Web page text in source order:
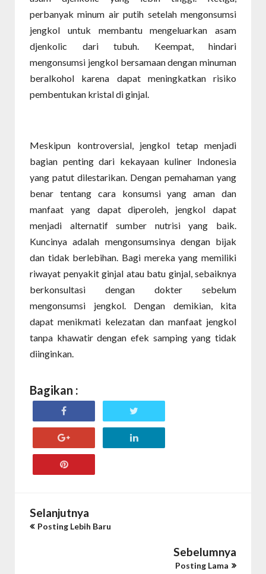
perbanyak minum air putih setelah mengonsumsi
jengkol untuk membantu mengeluarkan asam
djenkolic dari tubuh. Keempat, hindari
mengonsumsi jengkol bersamaan dengan minuman
beralkohol karena dapat meningkatkan risiko
pembentukan kristal di ginjal.
Meskipun kontroversial, jengkol tetap menjadi
bagian penting dari kekayaan kuliner Indonesia
yang patut dilestarikan. Dengan pemahaman yang
benar tentang cara konsumsi yang aman dan
manfaat yang dapat diperoleh, jengkol dapat
menjadi alternatif sumber nutrisi yang baik.
Kuncinya adalah mengonsumsinya dengan bijak
dan tidak berlebihan. Bagi mereka yang memiliki
riwayat penyakit ginjal atau batu ginjal, sebaiknya
berkonsultasi dengan dokter sebelum
mengonsumsi jengkol. Dengan demikian, kita
dapat menikmati kelezatan dan manfaat jengkol
tanpa khawatir dengan efek samping yang tidak
diinginkan.
Bagikan :
Selanjutnya
Posting Lebih Baru
Sebelumnya
Posting Lama